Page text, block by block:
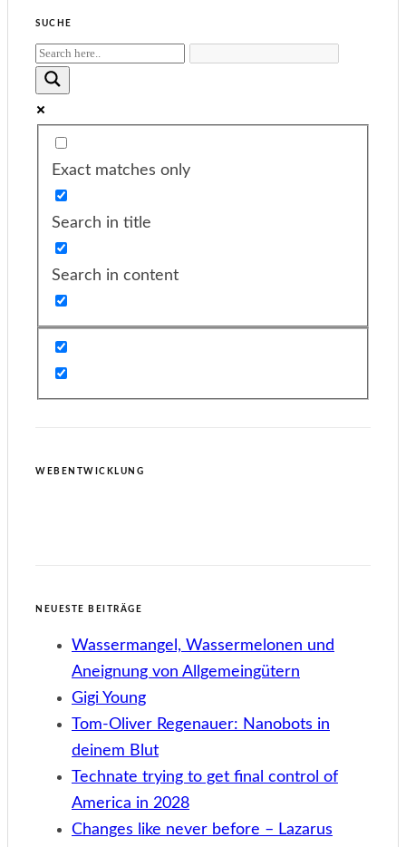
SUCHE
Exact matches only
Search in title
Search in content
WEBENTWICKLUNG
NEUESTE BEITRÄGE
Wassermangel, Wassermelonen und
Aneignung von Allgemeingütern
Gigi Young
Tom-Oliver Regenauer: Nanobots in
deinem Blut
Technate trying to get final control of
America in 2028
Changes like never before – Lazarus